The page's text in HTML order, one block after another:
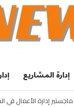
إدارة المشاريع
إدارة الأعمال في السعودية 2027 – الحكومي والخاص